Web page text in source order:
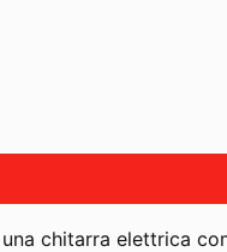
chitarra elettrica